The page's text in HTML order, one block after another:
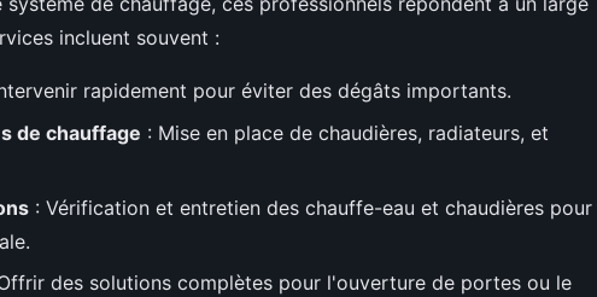
incluent souvent :
rapidement pour éviter des dégâts importants.
de chauffage : Mise en place de chaudières, radiateurs, et
: Vérification et entretien des chauffe-eau et chaudières pour
des solutions complètes pour l'ouverture de portes ou le